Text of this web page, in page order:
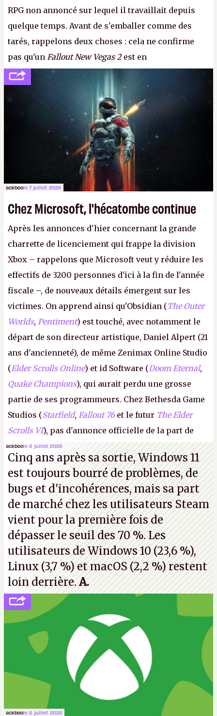
RPG non annoncé sur lequel il travaillait depuis
quelque temps. Avant de s'emballer comme des
tarés, rappelons deux choses : cela ne confirme
pas qu'un Fallout New Vegas 2est en
développement (pour ce que l'on sait, ils bossent
peut-être sur
Fallout Football ou
Fallout vs. Les
Lapins Crétins) et l'Obsidian d'aujourd'hui n'est plus
le même studio qu'il y a 15 ans. Mais bon, OK, on
peut commencer à fantasmer.A.
ackboole 7 juillet 2026
Chez Microsoft, l'hécatombe continue
Après les annonces d'hier concernant la grande
charrette de licenciement qui frappe la division
Xbox – rappelons que Microsoft veut y réduire les
effectifs de 3200 personnes d'ici à la fin de l'année
fiscale –, de nouveaux détails émergent sur les
victimes. On apprend ainsi qu'Obsidian (The Outer
Worlds, Pentiment) est touché, avec notamment le
départ de son directeur artistique, Daniel Alpert (21
ans d'ancienneté), de même Zenimax Online Studio
(Elder Scrolls Online) et id Software (Doom Eternal,
Quake Champions), qui aurait perdu une grosse
partie de ses programmeurs. Chez Bethesda Game
Studios (Starfield, Fallout 76 et le futur The Elder
Scrolls VI), pas d'annonce officielle de la part de
Microsoft, mais le syndicat des employés confirme
de nombreux licenciements.A.
ackboole 6 juillet 2026
Cinq ans après sa sortie, Windows 11
est toujours bourré de problèmes, de
bugs et d'incohérences, mais sa part
de marché chez les utilisateurs Steam
vient pour la première fois de
dépasser le seuil des 70 %. Les
utilisateurs de Windows 10 (23,6 %),
Linux (3,7 %) et macOS (2,2 %) restent
loin derrière.A.
ackboole 6 juillet 2026